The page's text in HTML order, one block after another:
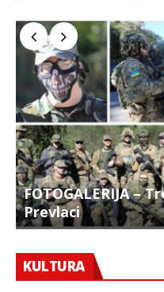
FOTOGALERIJA –
Prevlaci
KULTURA